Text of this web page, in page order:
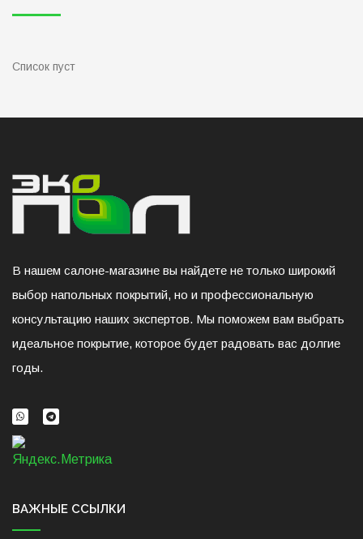
Список пуст
В нашем салоне-магазине вы найдете не только широкий
выбор напольных покрытий, но и профессиональную
консультацию наших экспертов. Мы поможем вам выбрать
идеальное покрытие, которое будет радовать вас долгие
годы.
ВАЖНЫЕ ССЫЛКИ